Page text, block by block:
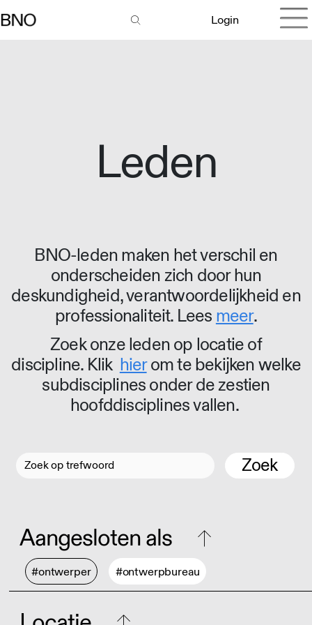
Login
Leden
BNO-leden maken het verschil en
onderscheiden zich door hun
deskundigheid, verantwoordelijkheid en
professionaliteit. Lees meer.
Zoek onze leden op locatie of
discipline. Klik hierom te bekijken welke
subdisciplines onder de zestien
hoofddisciplines vallen.
Zoek
Aangesloten als
#ontwerper #ontwerpbureau